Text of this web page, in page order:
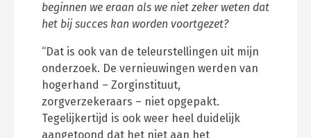
beginnen we eraan als we niet zeker weten dat
het bij succes kan worden voortgezet?
“Dat is ook van de teleurstellingen uit mijn
onderzoek. De vernieuwingen werden van
hogerhand – Zorginstituut,
zorgverzekeraars – niet opgepakt.
Tegelijkertijd is ook weer heel duidelijk
aangetoond dat het niet aan het